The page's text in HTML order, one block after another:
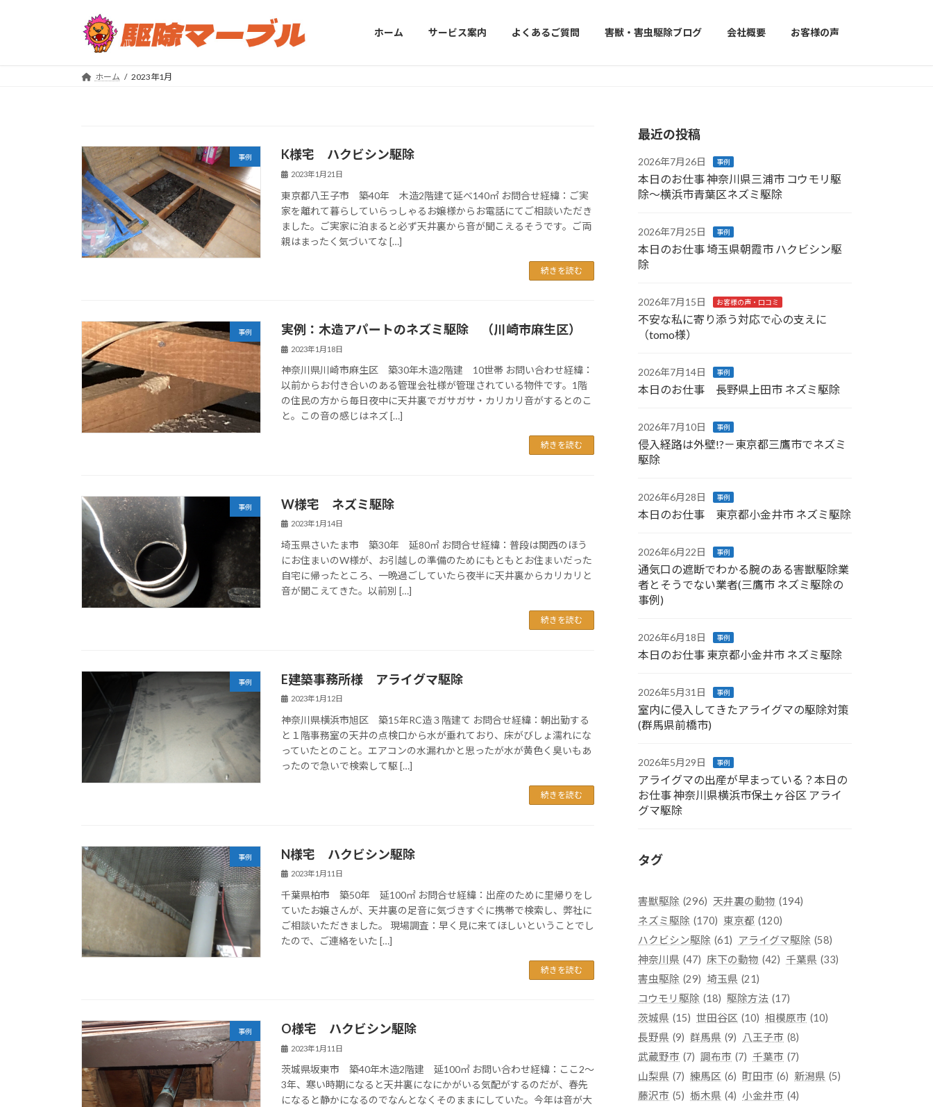
ホーム サービス案内 よくあるご質問 害獣・害虫駆除ブログ 会社概要 お客様の声
ホーム 2023年1月
事例 K様宅 ハクビシン駆除
2023年1月21日
東京都八王子市 築40年 木造2階建て延べ140㎡ お問合せ経緯：ご実
家を離れて暮らしていらっしゃるお嬢様からお電話にてご相談いただき
ました。ご実家に泊まると必ず天井裏から音が聞こえるそうです。ご両
親はまったく気づいてな […]
続きを読む
事例 実例：木造アパートのネズミ駆除 （川崎市麻生区）
2023年1月18日
神奈川県川崎市麻生区 築30年木造2階建 10世帯 お問い合わせ経緯：
以前からお付き合いのある管理会社様が管理されている物件です。1階
の住民の方から毎日夜中に天井裏でガサガサ・カリカリ音がするとのこ
と。この音の感じはネズ […]
続きを読む
事例 W様宅 ネズミ駆除
2023年1月14日
埼玉県さいたま市 築30年 延80㎡ お問合せ経緯：普段は関西のほう
にお住まいのW様が、お引越しの準備のためにもともとお住まいだった
自宅に帰ったところ、一晩過ごしていたら夜半に天井裏からカリカリと
音が聞こえてきた。以前別 […]
続きを読む
事例 E建築事務所様 アライグマ駆除
2023年1月12日
神奈川県横浜市旭区 築15年RC造３階建て お問合せ経緯：朝出勤する
と１階事務室の天井の点検口から水が垂れており、床がびしょ濡れにな
っていたとのこと。エアコンの水漏れかと思ったが水が黄色く臭いもあ
ったので急いで検索して駆 […]
続きを読む
事例 N様宅 ハクビシン駆除
2023年1月11日
千葉県柏市 築50年 延100㎡ お問合せ経緯：出産のために里帰りをし
ていたお嬢さんが、天井裏の足音に気づきすぐに携帯で検索し、弊社に
ご相談いただきました。 現場調査：早く見に来てほしいということでし
たので、ご連絡をいた […]
続きを読む
事例 O様宅 ハクビシン駆除
2023年1月11日
茨城県坂東市 築40年木造2階建 延100㎡ お問い合わせ経緯：ここ2〜
3年、寒い時期になると天井裏になにかがいる気配がするのだが、春先
になると静かになるのでなんとなくそのままにしていた。今年は音が大
最近の投稿
2026年7月26日 事例
本日のお仕事 神奈川県三浦市 コウモリ駆
除〜横浜市青葉区ネズミ駆除
2026年7月25日 事例
本日のお仕事 埼玉県朝霞市 ハクビシン駆
除
2026年7月15日 お客様の声・口コミ
不安な私に寄り添う対応で心の支えに
（tomo様）
2026年7月14日 事例
本日のお仕事 長野県上田市 ネズミ駆除
2026年7月10日 事例
侵入経路は外壁!?－東京都三鷹市でネズミ
駆除
2026年6月28日 事例
本日のお仕事 東京都小金井市 ネズミ駆除
2026年6月22日 事例
通気口の遮断でわかる腕のある害獣駆除業
者とそうでない業者(三鷹市 ネズミ駆除の
事例)
2026年6月18日 事例
本日のお仕事 東京都小金井市 ネズミ駆除
2026年5月31日 事例
室内に侵入してきたアライグマの駆除対策
(群馬県前橋市)
2026年5月29日 事例
アライグマの出産が早まっている？本日の
お仕事 神奈川県横浜市保土ヶ谷区 アライ
グマ駆除
タグ
害獣駆除 (296) 天井裏の動物 (194)
ネズミ駆除 (170) 東京都 (120)
ハクビシン駆除 (61) アライグマ駆除 (58)
神奈川県 (47) 床下の動物 (42) 千葉県 (33)
害虫駆除 (29) 埼玉県 (21)
コウモリ駆除 (18) 駆除方法 (17)
茨城県 (15) 世田谷区 (10) 相模原市 (10)
長野県 (9) 群馬県 (9) 八王子市 (8)
武蔵野市 (7) 調布市 (7) 千葉市 (7)
山梨県 (7) 練馬区 (6) 町田市 (6) 新潟県 (5)
藤沢市 (5) 栃木県 (4) 小金井市 (4)